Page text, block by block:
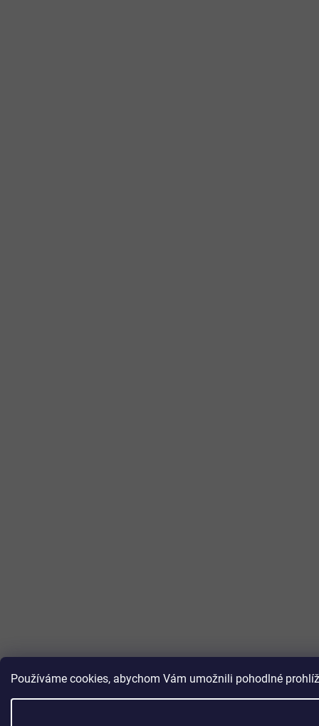
Používáme cookies, abychom Vám umožnili pohodlné